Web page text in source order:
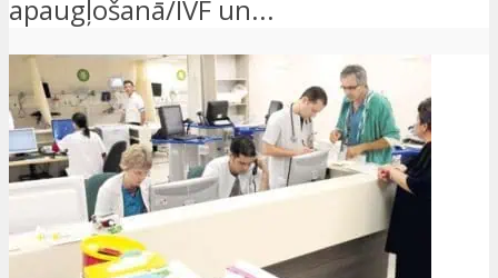
apaugļošanā/IVF un...